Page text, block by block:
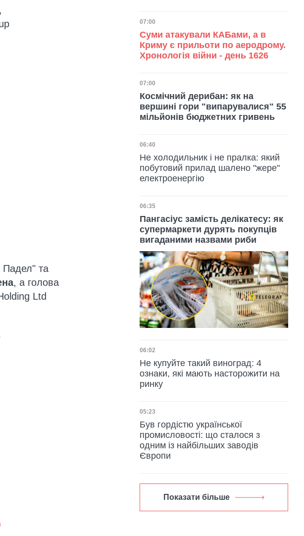
Падел" та
, а голова
Ltd
Дата публікації
07:00
Суми атакували КАБами, а в
Криму є прильоти по аеродрому.
Хронологія війни - день 1626
Дата публікації
07:00
Космічний дерибан: як на
вершині гори "випарувалися" 55
мільйонів бюджетних гривень
Дата публікації
06:40
Не холодильник і не пралка: який
побутовий прилад шалено "жере"
електроенергію
Дата публікації
06:35
Пангасіус замість делікатесу: як
супермаркети дурять покупців
вигаданими назвами риби
Дата публікації
06:02
Не купуйте такий виноград: 4
ознаки, які мають насторожити на
ринку
Дата публікації
05:23
Був гордістю української
промисловості: що сталося з
одним із найбільших заводів
Європи
Показати більше